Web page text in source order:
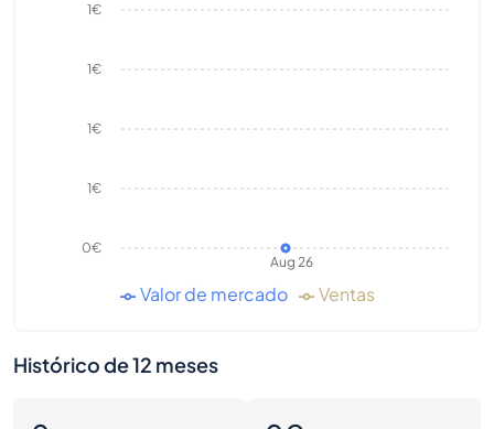
Aug 26
0€
1€
1€
1€
1€
Valor de mercado Ventas
Histórico de 12 meses